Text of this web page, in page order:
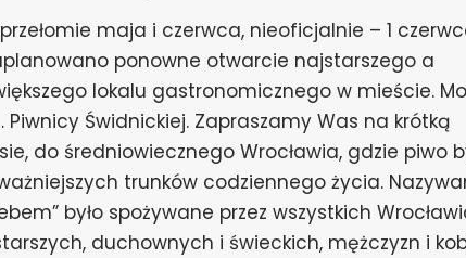
maja i czerwca, nieoficjalnie – 1
ponowne otwarcie najstarszego a
lokalu gastronomicznego w mieście.
Piwnicy Świdnickiej. Zapraszamy Was na krótką
do średniowiecznego Wrocławia, gdzie piwo
trunków codziennego życia.
było spożywane przez wszystkich
duchownych i świeckich, mężczyzn i